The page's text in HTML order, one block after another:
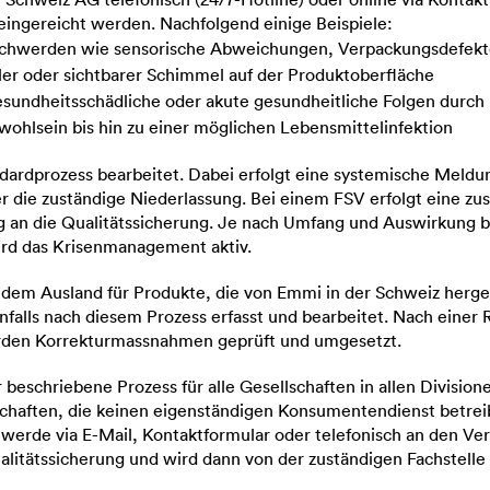
werden. Nachfolgend einige Beispiele:
wie sensorische Abweichungen,
oder sichtbarer Schimmel auf der Produktoberfläche
oder akute gesundheitliche Folgen
bis hin zu einer möglichen Lebensmittelinfektion
bearbeitet. Dabei erfolgt eine systemische
die zuständige Niederlassung. Bei einem FSV erfolgt eine
die Qualitätssicherung. Je nach Umfang und Auswirkung
das Krisenmanagement aktiv.
Ausland für Produkte, die von Emmi in der Schweiz
nach diesem Prozess erfasst und bearbeitet. Nach einer
Korrekturmassnahmen geprüft und umgesetzt.
Prozess für alle Gesellschaften in allen
die keinen eigenständigen Konsumentendienst
via E-Mail, Kontaktformular oder telefonisch an den
und wird dann von der zuständigen